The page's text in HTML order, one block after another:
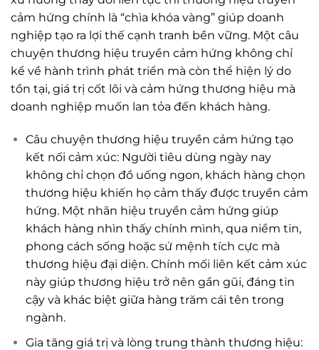
cảm hứng chính là “chìa khóa vàng” giúp doanh
nghiệp tạo ra lợi thế cạnh tranh bền vững. Một câu
chuyện thương hiệu truyền cảm hứng không chỉ
kể về hành trình phát triển mà còn thể hiện lý do
tồn tại, giá trị cốt lõi và cảm hứng thương hiệu mà
doanh nghiệp muốn lan tỏa đến khách hàng.
Câu chuyện thương hiệu truyền cảm hứng tạo
kết nối cảm xúc: Người tiêu dùng ngày nay
không chỉ chọn đồ uống ngon, khách hàng chọn
thương hiệu khiến họ cảm thấy được truyền cảm
hứng. Một nhãn hiệu truyền cảm hứng giúp
khách hàng nhìn thấy chính mình, qua niềm tin,
phong cách sống hoặc sứ mệnh tích cực mà
thương hiệu đại diện. Chính mối liên kết cảm xúc
này giúp thương hiệu trở nên gần gũi, đáng tin
cậy và khác biệt giữa hàng trăm cái tên trong
ngành.
Gia tăng giá trị và lòng trung thành thương hiệu: